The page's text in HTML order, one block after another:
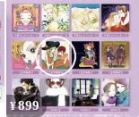
い D
¥899